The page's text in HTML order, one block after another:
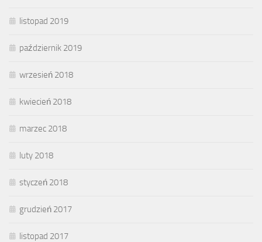
listopad 2019
październik 2019
wrzesień 2018
kwiecień 2018
marzec 2018
luty 2018
styczeń 2018
grudzień 2017
listopad 2017